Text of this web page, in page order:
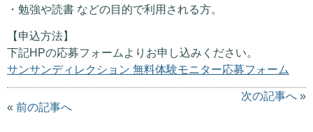
・勉強や読書 などの目的で利用される方。
【申込方法】
下記HPの応募フォームよりお申し込みください。
サンサンディレクション 無料体験モニター応募フォーム
« 前の記事へ
次の記事へ »